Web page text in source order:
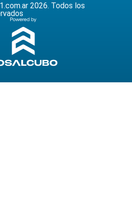
2026. Todos los